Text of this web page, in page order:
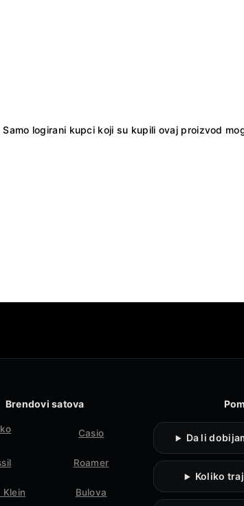
Samo logirani kupci koji su kupili ovaj proizvod
Brendovi satova
Casio
Roamer
Klein Bulova
Da li
Koliko